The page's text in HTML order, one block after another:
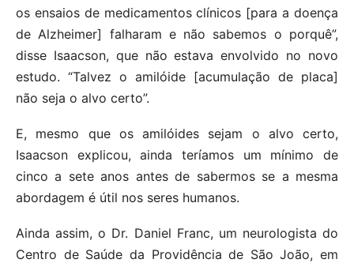
os ensaios de medicamentos clínicos [para a doença
de Alzheimer] falharam e não sabemos o porquê”,
disse Isaacson, que não estava envolvido no novo
estudo. “Talvez o amilóide [acumulação de placa]
não seja o alvo certo”.
E, mesmo que os amilóides sejam o alvo certo,
Isaacson explicou, ainda teríamos um mínimo de
cinco a sete anos antes de sabermos se a mesma
abordagem é útil nos seres humanos.
Ainda assim, o Dr. Daniel Franc, um neurologista do
Centro de Saúde da Providência de São João, em